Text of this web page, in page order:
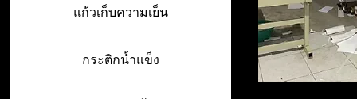
แก้วเก็บความเย็น
กระติกน้ำแข็ง